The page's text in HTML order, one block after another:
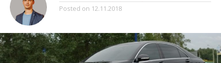
Posted on 12.11.2018